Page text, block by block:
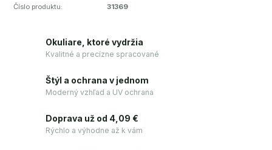
Číslo produktu: 31369
Okuliare, ktoré vydržia
Kvalitné a precízne spracované
Štýl a ochrana v jednom
Moderný vzhľad a UV ochrana
Doprava už od 4,09 €
Rýchlo a výhodne až k vám